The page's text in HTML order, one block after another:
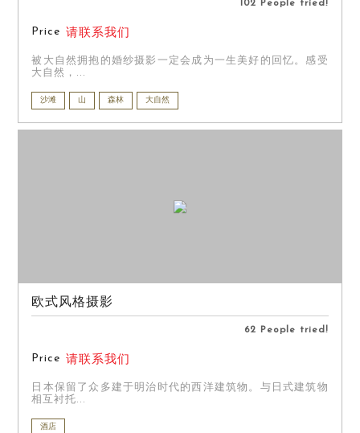
102 People tried!
Price 请联系我们
被大自然拥抱的婚纱摄影一定会成为一生美好的回忆。感受
大自然，...
沙滩 山 森林 大自然
欧式风格摄影
62 People tried!
Price 请联系我们
日本保留了众多建于明治时代的西洋建筑物。与日式建筑物
相互衬托...
酒店